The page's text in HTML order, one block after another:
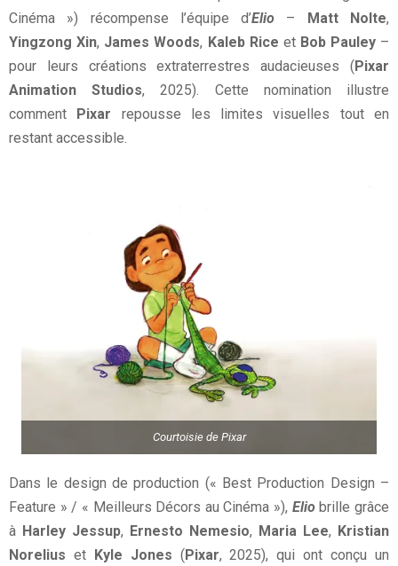
Cinéma ») récompense l’équipe d’Elio – Matt Nolte,
Yingzong Xin, James Woods, Kaleb Rice et Bob Pauley–
pour leurs créations extraterrestres audacieuses (Pixar
Animation Studios, 2025). Cette nomination illustre
comment Pixar repousse les limites visuelles tout en
restant accessible.
Courtoisie de Pixar
Dans le design de production (« Best Production Design –
Feature » / « Meilleurs Décors au Cinéma »), Eliobrille grâce
à Harley Jessup, Ernesto Nemesio, Maria Lee, Kristian
Norelius et Kyle Jones ( Pixar, 2025), qui ont conçu un